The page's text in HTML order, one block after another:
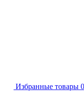
Избранные товары 0